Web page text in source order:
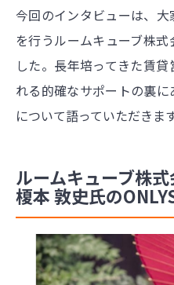
今回のインタビューは、
を行うルームキューブ株
した。長年培ってきた賃
れる的確なサポートの裏
について語っていただきます
ルームキューブ株
榎本 敦史氏の